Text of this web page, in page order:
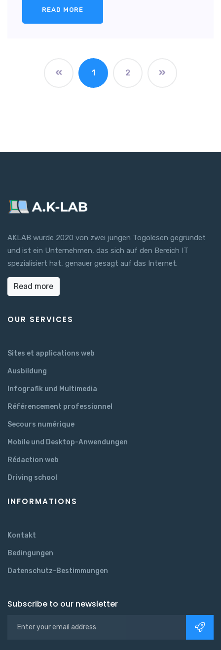
READ MORE
1 2
AKLAB wurde 2020 von zwei jungen Togolesen gegründet
und ist ein Unternehmen, das sich auf den Bereich IT
spezialisiert hat, genauer gesagt auf das Internet.
Read more
OUR SERVICES
Sites et applications web
Ausbildung
Infografik und Multimedia
Référencement professionnel
Secours numérique
Mobile und Desktop-Anwendungen
Rédaction web
Driving school
INFORMATIONS
Kontakt
Bedingungen
Datenschutz-Bestimmungen
Subscribe to our newsletter